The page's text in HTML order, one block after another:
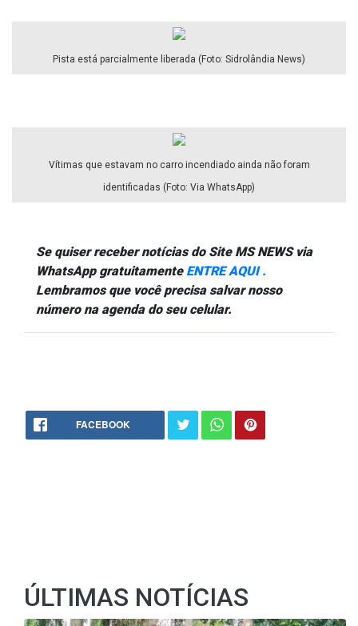
Pista está parcialmente liberada (Foto: Sidrolândia News)
Vítimas que estavam no carro incendiado ainda não foram
identificadas (Foto: Via WhatsApp)
Se quiser receber notícias do Site MS NEWS via
WhatsApp gratuitamente ENTRE AQUI .
Lembramos que você precisa salvar nosso
número na agenda do seu celular.
FACEBOOK
ÚLTIMAS NOTÍCIAS